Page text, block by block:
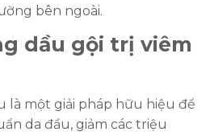
bên ngoài.
dầu gội trị viêm
là một giải pháp hữu hiệu để
da đầu, giảm các triệu